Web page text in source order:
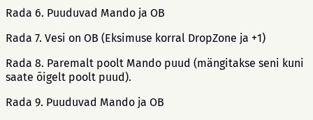
Rada 6. Puuduvad Mando ja OB
Rada 7. Vesi on OB (Eksimuse korral DropZone ja +1)
Rada 8. Paremalt poolt Mando puud (mängitakse seni kuni
saate õigelt poolt puud).
Rada 9. Puuduvad Mando ja OB